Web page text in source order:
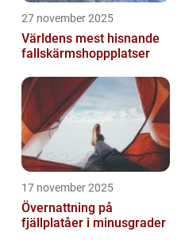
27 november 2025
Världens mest hisnande
fallskärmshoppplatser
17 november 2025
Övernattning på
fjällplatåer i minusgrader